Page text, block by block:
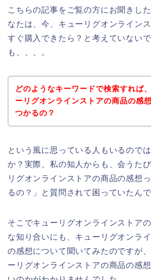
こちらの記事をご覧の方にお聞きし
なたは、今、キューリグオンライン
すぐ購入できたら？と考えていない
も、、、。
どのようなキーワードで検索すれば
ーリグオンラインストアの商品の感
つかるの？
という風に思っている人もいるので
か？実際、私の知人からも、会うた
リグオンラインストアの商品の感想
るの？」と質問されて困っていたんで
そこでキューリグオンラインストア
な知り合いにも、キューリグオンラ
の感想について聞いてみたのですが
ーリグオンラインストアの商品の感